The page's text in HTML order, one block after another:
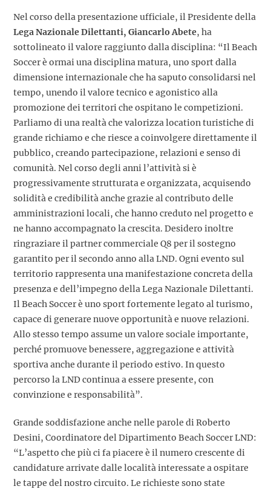
Nel corso della presentazione ufficiale, il Presidente della
Lega Nazionale Dilettanti, Giancarlo Abete, ha
sottolineato il valore raggiunto dalla disciplina: “Il Beach
Soccer è ormai una disciplina matura, uno sport dalla
dimensione internazionale che ha saputo consolidarsi nel
tempo, unendo il valore tecnico e agonistico alla
promozione dei territori che ospitano le competizioni.
Parliamo di una realtà che valorizza location turistiche di
grande richiamo e che riesce a coinvolgere direttamente il
pubblico, creando partecipazione, relazioni e senso di
comunità. Nel corso degli anni l’attività si è
progressivamente strutturata e organizzata, acquisendo
solidità e credibilità anche grazie al contributo delle
amministrazioni locali, che hanno creduto nel progetto e
ne hanno accompagnato la crescita. Desidero inoltre
ringraziare il partner commerciale Q8 per il sostegno
garantito per il secondo anno alla LND. Ogni evento sul
territorio rappresenta una manifestazione concreta della
presenza e dell’impegno della Lega Nazionale Dilettanti.
Il Beach Soccer è uno sport fortemente legato al turismo,
capace di generare nuove opportunità e nuove relazioni.
Allo stesso tempo assume un valore sociale importante,
perché promuove benessere, aggregazione e attività
sportiva anche durante il periodo estivo. In questo
percorso la LND continua a essere presente, con
convinzione e responsabilità”.
Grande soddisfazione anche nelle parole di Roberto
Desini, Coordinatore del Dipartimento Beach Soccer LND:
“L’aspetto che più ci fa piacere è il numero crescente di
candidature arrivate dalle località interessate a ospitare
le tappe del nostro circuito. Le richieste sono state